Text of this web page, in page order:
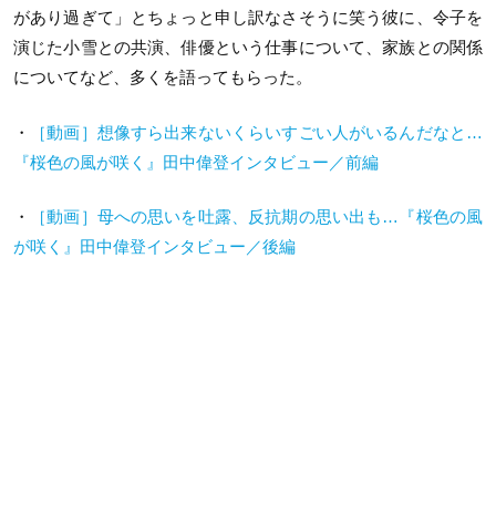
があり過ぎて」とちょっと申し訳なさそうに笑う彼に、令子を
演じた小雪との共演、俳優という仕事について、家族との関係
についてなど、多くを語ってもらった。
・
［動画］想像すら出来ないくらいすごい人がいるんだなと…
『桜色の風が咲く』田中偉登インタビュー／前編
・
［動画］母への思いを吐露、反抗期の思い出も…『桜色の風
が咲く』田中偉登インタビュー／後編